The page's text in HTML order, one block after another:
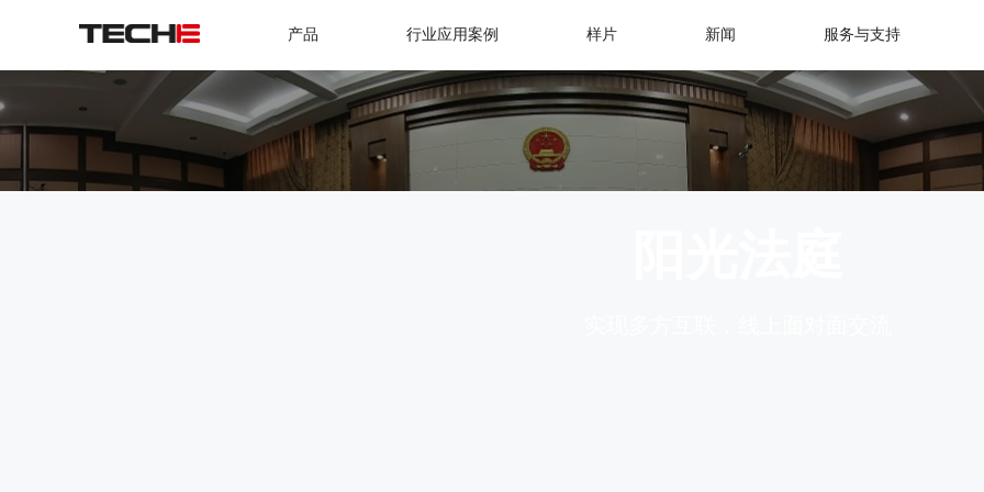
产品 行业应用案例 样片 新闻 服务与支持